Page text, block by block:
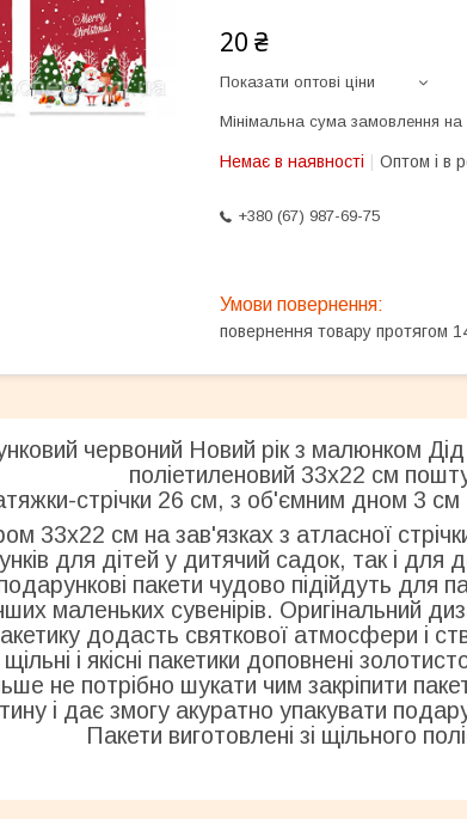
20 ₴
Показати оптові ціни
Мінімальна сума замовлення на
Немає в наявності Оптом і в
+380 (67) 987-69-75
повернення товару протягом
червоний Новий рік з малюнком
поліетиленовий 33х22 см
стрічки 26 см, з об'ємним дном 3
33х22 см на зав'язках з атласної
для дітей у дитячий садок, так і для
пакети чудово підійдуть для
маленьких сувенірів. Оригінальний
додасть святкової атмосфери і
і якісні пакетики доповнені
не потрібно шукати чим закріпити
і дає змогу акуратно упакувати
Пакети виготовлені зі щільного